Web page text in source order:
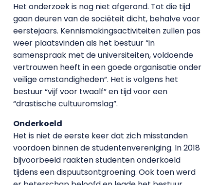
Het onderzoek is nog niet afgerond. Tot die tijd
gaan deuren van de sociëteit dicht, behalve voor
eerstejaars. Kennismakingsactiviteiten zullen pas
weer plaatsvinden als het bestuur “in
samenspraak met de universiteiten, voldoende
vertrouwen heeft in een goede organisatie onder
veilige omstandigheden”. Het is volgens het
bestuur “vijf voor twaalf” en tijd voor een
“drastische cultuuromslag”.
Onderkoeld
Het is niet de eerste keer dat zich misstanden
voordoen binnen de studentenvereniging. In 2018
bijvoorbeeld raakten studenten onderkoeld
tijdens een dispuutsontgroening. Ook toen werd